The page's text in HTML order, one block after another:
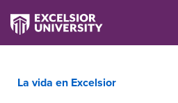
La vida en Excelsior